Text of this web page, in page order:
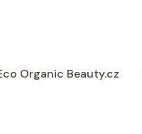
Organic Beauty.cz